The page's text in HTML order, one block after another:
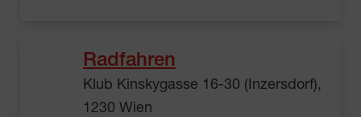
Radfahren
Klub Kinskygasse 16-30 (Inzersdorf),
1230 Wien